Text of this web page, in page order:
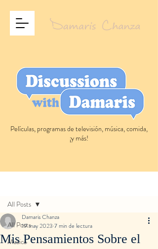
Películas, programas de televisión, música, comida,
¡y más!
All Posts
Musica
All Posts
Mis Pensamientos Sobre el
Damaris Chanza
19 may 2023 7 min de lectura